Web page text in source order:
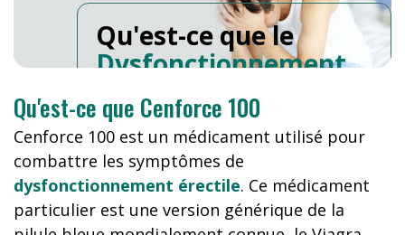
Qu'est-ce que le
Dysfonctionnement
Erectile
Qu'est-ce que Cenforce 100
Cenforce 100 est un médicament utilisé pour
combattre les symptômes de
dysfonctionnement érectile. Ce médicament
particulier est une version générique de la